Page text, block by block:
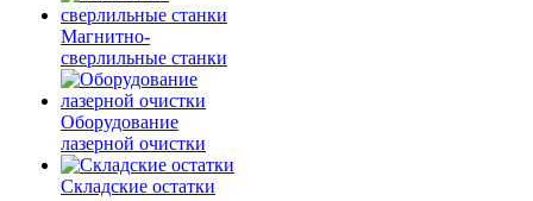
Магнитно-
сверлильные станки
Оборудование
лазерной очистки
Складские остатки